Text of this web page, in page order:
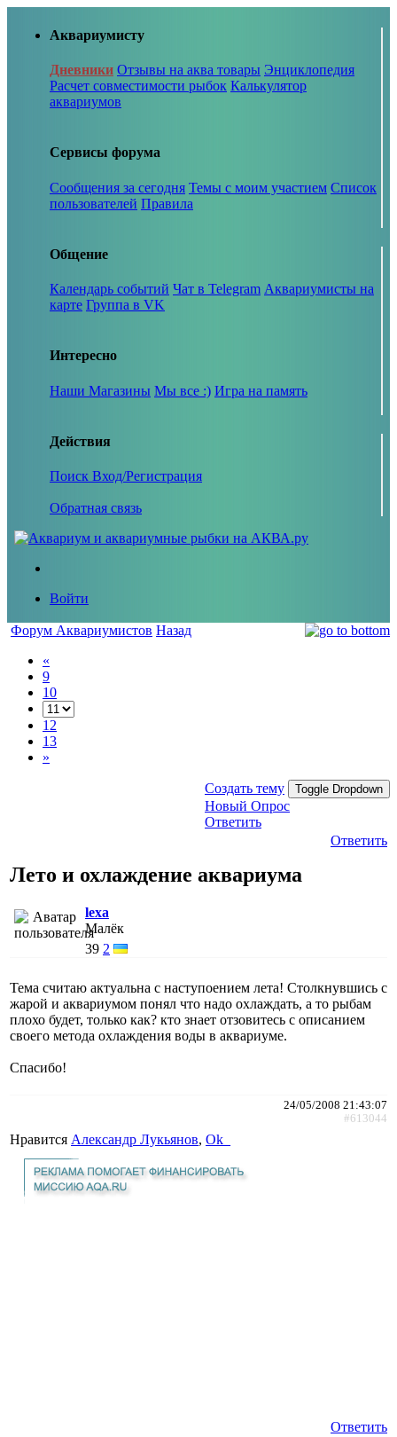
Аквариумисту
Дневники Отзывы на аква товары Энциклопедия
Расчет совместимости рыбок Калькулятор
аквариумов
Сервисы форума
Сообщения за сегодня Темы с моим участием Список
пользователей Правила
Общение
Календарь событий Чат в Telegram Аквариумисты на
карте Группа в VK
Интересно
Наши Магазины Мы все :) Игра на память
Действия
Поиск Вход/Регистрация
Обратная связь
Войти
Форум Аквариумистов Назад
«
9
10
12
13
»
Создать тему Toggle Dropdown
Новый Опрос
Ответить
Ответить
Лето и охлаждение аквариума
lexa
Малёк
39 2
Тема считаю актуальна с наступоением лета! Столкнувшись с
жарой и аквариумом понял что надо охлаждать, а то рыбам
плохо будет, только как? кто знает отзовитесь с описанием
своего метода охлаждения воды в аквариуме.
Спасибо!
24/05/2008 21:43:07
#613044
Нравится Александр Лукьянов, Ok_
Ответить